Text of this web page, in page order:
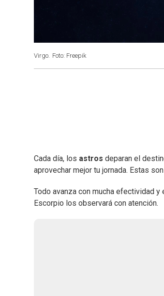
Virgo. Foto: Freepik
Cada día, los astros deparan el
aprovechar mejor tu jornada. Estas
Todo avanza con mucha efectividad
Escorpio los observará con atención.